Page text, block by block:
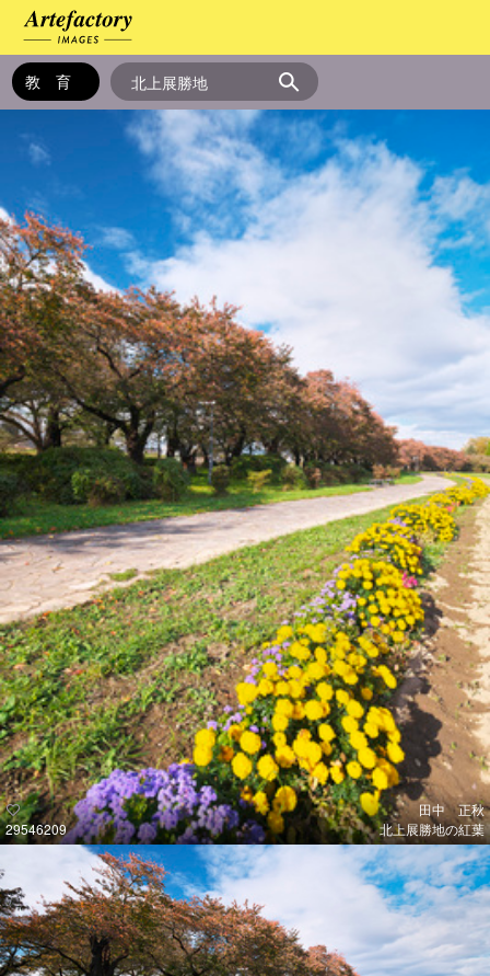
29546209
田中 正秋
北上展勝地の紅葉